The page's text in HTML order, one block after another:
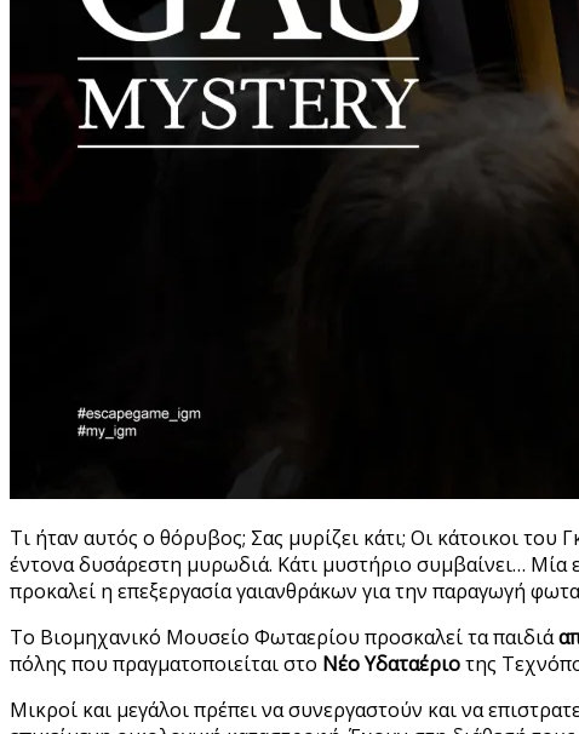
Τι ήταν αυτός ο θόρυβος; Σας μυρίζει κάτι; Οι κάτοικοι
έντονα δυσάρεστη μυρωδιά. Κάτι μυστήριο συμβαίνει… Μία
προκαλεί η επεξεργασία γαιανθράκων για την παραγωγή
To Βιομηχανικό Μουσείο Φωταερίου προσκαλεί τα παιδιά
πόλης που πραγματοποιείται στο Νέο Υδαταέριοτης
Μικροί και μεγάλοι πρέπει να συνεργαστούν και να